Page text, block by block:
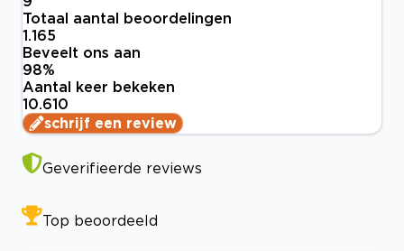
Totaal aantal beoordelingen
1.165
Beveelt ons aan
98%
Aantal keer bekeken
10.610
schrijf een review
Geverifieerde reviews
Top beoordeeld